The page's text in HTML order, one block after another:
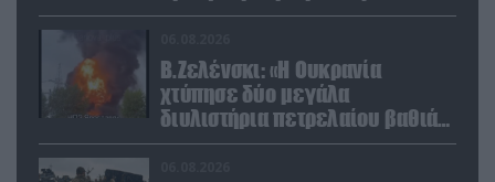
Β.Ζελένσκι: «Η Ουκρανία
χτύπησε δύο μεγάλα
διυλιστήρια πετρελαίου βαθιά
στη Ρωσία» (βίντεο)